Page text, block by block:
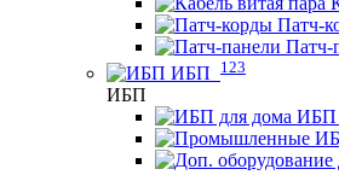
Патч-
Патч-
ИБП
123
ИБП
ИБП